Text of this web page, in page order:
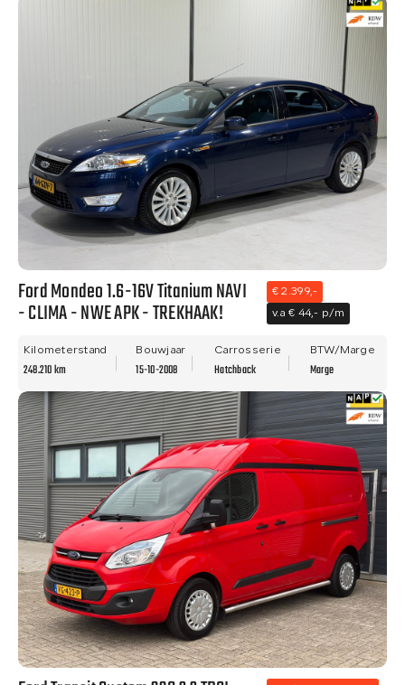
Ford Mondeo 1.6-16V Titanium NAVI
- CLIMA - NWE APK - TREKHAAK!
€ 2.399,-
v.a € 44,- p/m
Kilometerstand
248.210 km
Bouwjaar
15-10-2008
Carrosserie
Hatchback
BTW/Marge
Marge